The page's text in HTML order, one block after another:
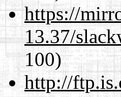
https://
13.37/
100)
http://